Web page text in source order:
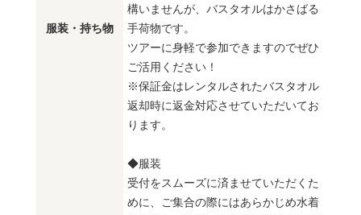
服装・持ち物
構いませんが、バスタオルはかさばる
手荷物です。
ツアーに身軽で参加できますのでぜひ
ご活用ください！
※保証金はレンタルされたバスタオル
返却時に返金対応させていただいてお
ります。
◆服装
受付をスムーズに済ませていただくた
めに、ご集合の際にはあらかじめ水着